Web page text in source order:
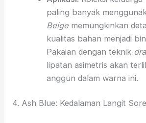
paling banyak
Beigememungkinkan
kualitas bahan menjadi
Pakaian dengan teknik
lipatan asimetris akan
anggun dalam warna ini.
4. Ash Blue: Kedalaman Langit Sore